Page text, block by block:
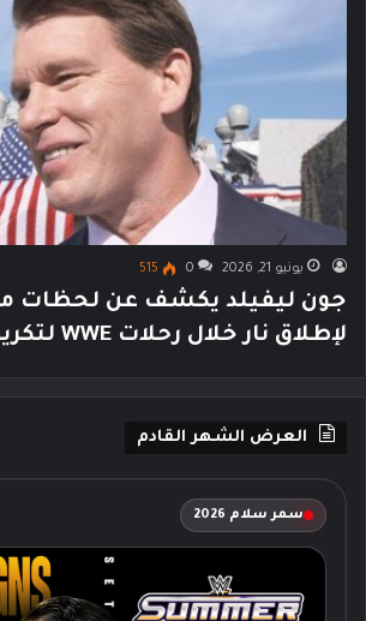
يونيو 21, 2026 0
515
جون ليفيلد يكشف عن لحظات
لإطلاق نار خلال رحلات WWE لتكريم القوات
العرض الشهر القادم
سمر سلام 2026